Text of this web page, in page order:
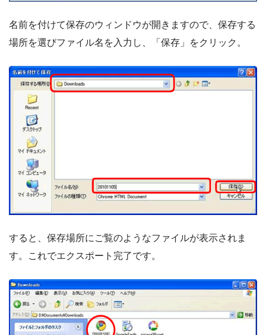
名前を付けて保存のウィンドウが開きますので、保存する
場所を選びファイル名を入力し、「保存」をクリック。
すると、保存場所にご覧のようなファイルが表示されま
す。これでエクスポート完了です。